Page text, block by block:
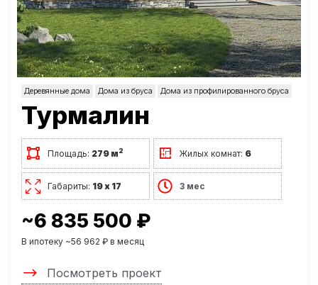
Деревянные дома Дома из бруса Дома из профилированного бруса
Турмалин
Площадь: 279 м2 Жилых комнат: 6
Габариты: 19 х 17 3 мес
~6 835 500 ₽
В ипотеку ~56 962 ₽ в месяц
Посмотреть проект